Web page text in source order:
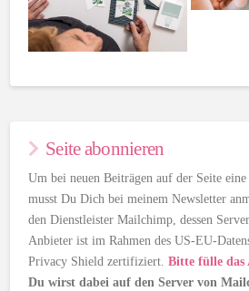
Seite abonnieren
Um bei neuen Beiträgen auf der Seite
musst Du Dich bei meinem Newsletter
den Dienstleister Mailchimp, dessen
Anbieter ist im Rahmen des US-EU-
Privacy Shield zertifiziert.Bitte fülle das
Du wirst dabei auf den Server von